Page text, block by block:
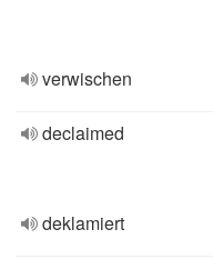
verwischen
declaimed
deklamiert